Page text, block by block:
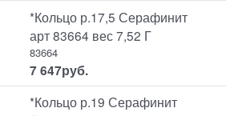
*Кольцо р.17,5 Серафинит
арт 83664 вес 7,52 Г
83664
7 647руб.
*Кольцо р.19 Серафинит